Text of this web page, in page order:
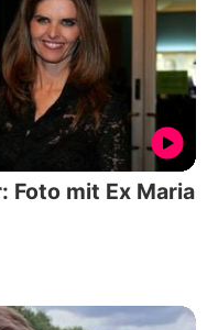
Foto mit Ex Maria